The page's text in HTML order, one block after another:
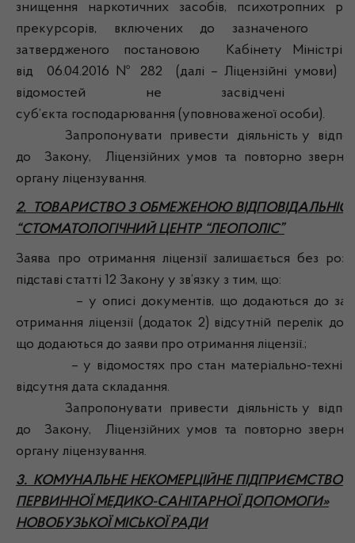
знищення наркотичних засобів, психотропних
прекурсорів, включених до зазначеного
затвердженого постановою Кабінету Міністрів
від 06.04.2016 № 282 (далі – Ліцензійні умови)
відомостей не засвідчені
суб’єкта господарювання (уповноваженої особи).
Запропонувати привести діяльність у
до Закону, Ліцензійних умов та повторно
органу ліцензування.
2. ТОВАРИСТВО З ОБМЕЖЕНОЮ
“СТОМАТОЛОГІЧНИЙ ЦЕНТР “ЛЕОПОЛІС”
Заява про отримання ліцензії залишається без
підставі статті 12 Закону у зв’язку з тим, що:
– у описі документів, що додаються до
отримання ліцензії (додаток 2) відсутній перелік
що додаються до заяви про отримання ліцензії.;
– у відомостях про стан матеріально-
відсутня дата складання.
Запропонувати привести діяльність у
до Закону, Ліцензійних умов та повторно
органу ліцензування.
3. КОМУНАЛЬНЕ НЕКОМЕРЦІЙНЕ ПІДПРИЄМСТВО
ПЕРВИННОЇ МЕДИКО-САНІТАРНОЇ ДОПОМОГИ»
НОВОБУЗЬКОЇ МІСЬКОЇ РАДИ